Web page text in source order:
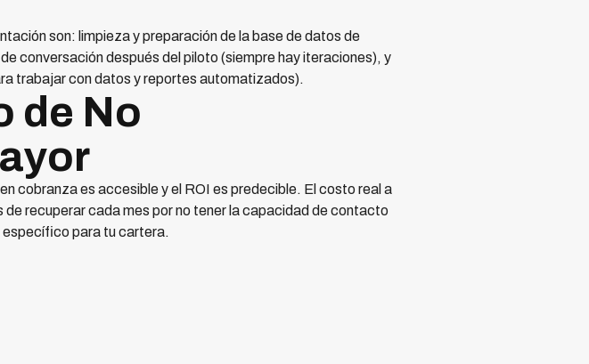
son: limpieza y preparación de la base de datos de
conversación después del piloto (siempre hay iteraciones), y
trabajar con datos y reportes automatizados).
de No
cobranza es accesible y el ROI es predecible. El costo real a
recuperar cada mes por no tener la capacidad de contacto
específico para tu cartera.